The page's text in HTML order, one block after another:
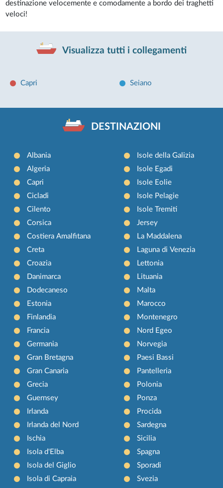
destinazione velocemente e comodamente a bordo dei traghetti
veloci!
Visualizza tutti i collegamenti
Capri Seiano
DESTINAZIONI
Albania
Algeria
Capri
Cicladi
Cilento
Corsica
Costiera Amalfitana
Creta
Croazia
Danimarca
Dodecaneso
Estonia
Finlandia
Francia
Germania
Gran Bretagna
Gran Canaria
Grecia
Guernsey
Irlanda
Irlanda del Nord
Ischia
Isola d'Elba
Isola del Giglio
Isola di Capraia
Isole della Galizia
Isole Egadi
Isole Eolie
Isole Pelagie
Isole Tremiti
Jersey
La Maddalena
Laguna di Venezia
Lettonia
Lituania
Malta
Marocco
Montenegro
Nord Egeo
Norvegia
Paesi Bassi
Pantelleria
Polonia
Ponza
Procida
Sardegna
Sicilia
Spagna
Sporadi
Svezia